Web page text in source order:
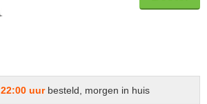
22:00 uurbesteld, morgen in huis